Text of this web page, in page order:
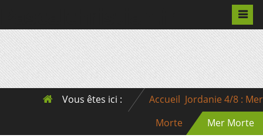
Vous êtes ici : Accueil Jordanie 4/8 : Mer
Morte
Mer Morte